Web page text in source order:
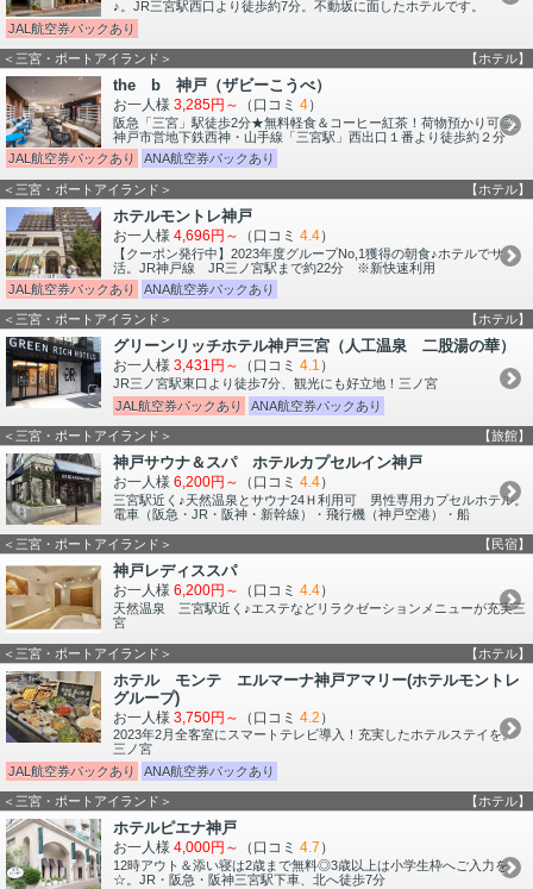
♪。JR三宮駅西口より徒歩約7分。不動坂に面したホテルです。
JAL航空券パックあり
＜三宮・ポートアイランド＞ 【ホテル】
the b 神戸（ザビーこうべ）
お一人様 3,285円～ （口コミ 4）
阪急「三宮」駅徒歩2分★無料軽食＆コーヒー紅茶！荷物預かり可◎。
神戸市営地下鉄西神・山手線「三宮駅」西出口１番より徒歩約２分
JAL航空券パックあり
ANA航空券パックあり
＜三宮・ポートアイランド＞ 【ホテル】
ホテルモントレ神戸
お一人様 4,696円～ （口コミ 4.4）
【クーポン発行中】2023年度グループNo,1獲得の朝食♪ホテルでサ
活。JR神戸線 JR三ノ宮駅まで約22分 ※新快速利用
JAL航空券パックあり
ANA航空券パックあり
＜三宮・ポートアイランド＞ 【ホテル】
グリーンリッチホテル神戸三宮（人工温泉 二股湯の華）
お一人様 3,431円～ （口コミ 4.1 ）
JR三ノ宮駅東口より徒歩7分、観光にも好立地！三ノ宮
JAL航空券パックあり
ANA航空券パックあり
＜三宮・ポートアイランド＞ 【旅館】
神戸サウナ＆スパ ホテルカプセルイン神戸
お一人様 6,200円～ （口コミ 4.4）
三宮駅近く♪天然温泉とサウナ24Ｈ利用可 男性専用カプセルホテル。
電車（阪急・JR・阪神・新幹線）・飛行機（神戸空港）・船
＜三宮・ポートアイランド＞ 【民宿】
神戸レディススパ
お一人様 6,200円～ （口コミ 4.4）
天然温泉 三宮駅近く♪エステなどリラクゼーションメニューが充実三
宮
＜三宮・ポートアイランド＞ 【ホテル】
ホテル モンテ エルマーナ神戸アマリー(ホテルモントレ
グループ)
お一人様 3,750円～ （口コミ 4.2 ）
2023年2月全客室にスマートテレビ導入！充実したホテルステイを。
三ノ宮
JAL航空券パックあり
ANA航空券パックあり
＜三宮・ポートアイランド＞ 【ホテル】
ホテルピエナ神戸
お一人様 4,000円～ （口コミ 4.7 ）
12時アウト＆添い寝は2歳まで無料◎3歳以上は小学生枠へご入力を
☆。JR・阪急・阪神三宮駅下車、北へ徒歩7分